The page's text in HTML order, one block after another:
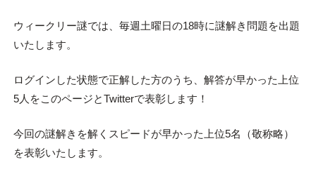
ウィークリー謎では、毎週土曜日の18時に謎解き問題を出題
いたします。
ログインした状態で正解した方のうち、解答が早かった上位
5人をこのページとTwitterで表彰します！
今回の謎解きを解くスピードが早かった上位5名（敬称略）
を表彰いたします。